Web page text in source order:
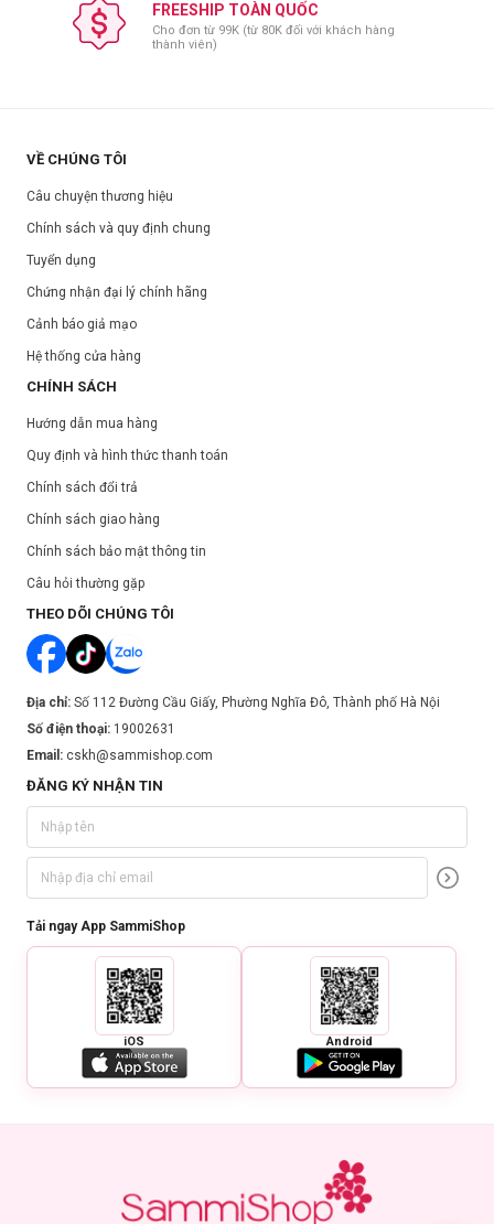
FREESHIP TOÀN QUỐC
Cho đơn từ 99K (từ 80K đối với khách hàng
thành viên)
VỀ CHÚNG TÔI
Câu chuyện thương hiệu
Chính sách và quy định chung
Tuyển dụng
Chứng nhận đại lý chính hãng
Cảnh báo giả mạo
Hệ thống cửa hàng
CHÍNH SÁCH
Hướng dẫn mua hàng
Quy định và hình thức thanh toán
Chính sách đổi trả
Chính sách giao hàng
Chính sách bảo mật thông tin
Câu hỏi thường gặp
THEO DÕI CHÚNG TÔI
Địa chỉ: Số 112 Đường Cầu Giấy, Phường Nghĩa Đô, Thành phố Hà Nội
Số điện thoại: 19002631
Email: cskh@sammishop.com
ĐĂNG KÝ NHẬN TIN
Tải ngay App SammiShop
iOS Android